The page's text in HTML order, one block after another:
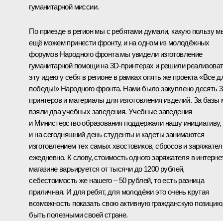
гуманитарной миссии.
По приезде в регион мы с ребятами думали, какую пользу
ещё можем принести фронту, и на одном из молодёжных
форумов Народного фронта мы увидели изготовление
гуманитарной помощи на 3D-принтерах и решили
эту идею у себя в регионе в рамках опять же проекта «Все
победы!» Народного фронта. Нами было закуплено десять
принтеров и материалы для изготовления изделий. За базы
взяли два учебных заведения. Учебные заведения
и Министерство образования поддержали нашу инициативу,
и на сегодняшний день студенты и кадеты занимаются
изготовлением тех самых хвостовиков, сбросов и
ежедневно. К слову, стоимость одного заряжателя в
магазине варьируется от тысячи до 1200 рублей,
себестоимость же нашего – 50 рублей, то есть разница
приличная. И для ребят, для молодёжи это очень крутая
возможность показать свою активную гражданскую
быть полезными своей стране.